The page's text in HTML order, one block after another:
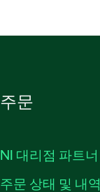
주문
NI 대리점 파트너
주문 상태 및 내역